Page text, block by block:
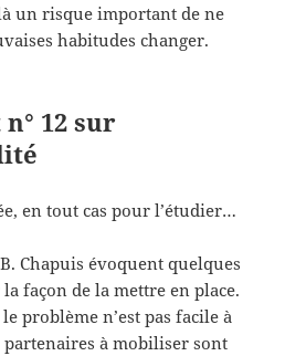
un risque important de ne
habitudes changer.
12 sur
en tout cas pour l’étudier…
B. Chapuis évoquent quelques
façon de la mettre en place.
problème n’est pas facile à
partenaires à mobiliser sont